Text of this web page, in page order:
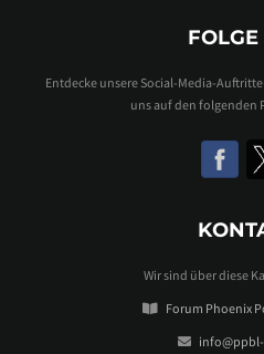
FOLGE
Entdecke unsere Social-Media-
uns auf den folgenden
Wir sind über diese
Forum Phoenix